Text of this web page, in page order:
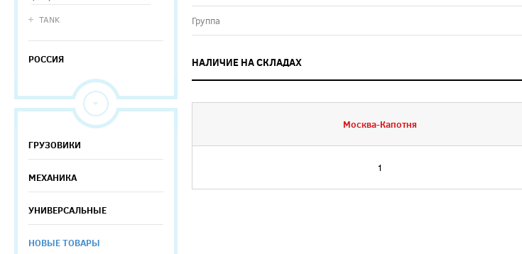
TANK
РОССИЯ
ГРУЗОВИКИ
МЕХАНИКА
УНИВЕРСАЛЬНЫЕ
НОВЫЕ ТОВАРЫ
Группа
НАЛИЧИЕ НА СКЛАДАХ
Москва-Капотня
1